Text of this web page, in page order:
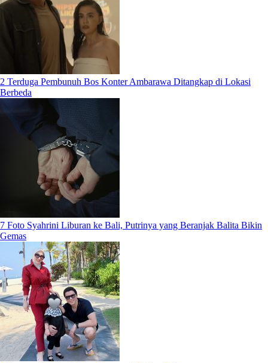
2 Terduga Pembunuh Bos Konter Ambarawa Ditangkap di Lokasi
Berbeda
7 Foto Syahrini Liburan ke Bali, Putrinya yang Beranjak Balita Bikin
Gemas